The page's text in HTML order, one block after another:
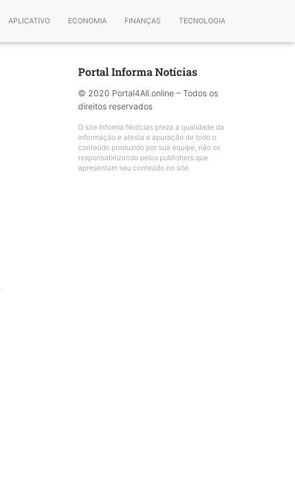
APLICATIVO ECONOMIA FINANÇAS TECNOLOGIA
Portal Informa Notícias
© 2020 Portal4All.online – Todos os
direitos reservados
O site Informa Notícias preza a qualidade da
informação e atesta a apuração de todo o
conteúdo produzido por sua equipe, não se
responsabilizando pelos publishers que
apresentam seu conteúdo no site.